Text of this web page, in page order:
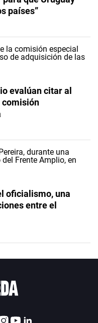
países”
evalúan citar al
comisión
oficialismo, una
entre el